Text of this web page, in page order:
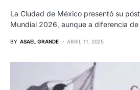
La Ciudad de México presentó su
Mundial 2026, aunque a diferencia
BY ASAEL GRANDE ABRIL 11, 2025